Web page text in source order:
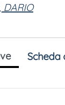
DARIO
Scheda